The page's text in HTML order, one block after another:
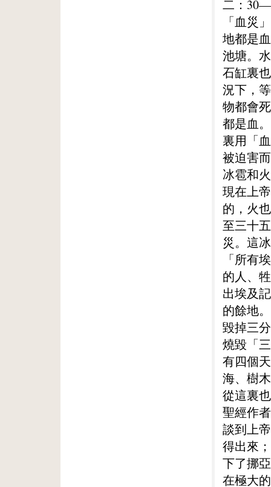
二：
「血災
地都是
池塘。
石缸裏
況下，
物都會
都是血
裏用「
被迫害
冰雹和
現在上
的，火
至三十
災。這
「所有
的人、
出埃及
的餘地
毀掉三
燒毀「
有四個
海、樹
從這裏
聖經作
談到上
得出來
下了挪
在極大